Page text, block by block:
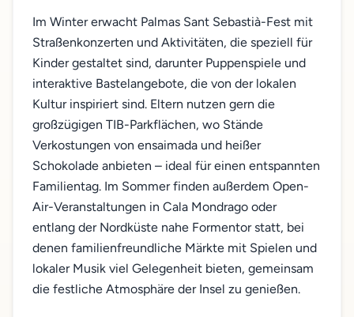
Im Winter erwacht Palmas Sant Sebastià-Fest mit
Straßenkonzerten und Aktivitäten, die speziell für
Kinder gestaltet sind, darunter Puppenspiele und
interaktive Bastelangebote, die von der lokalen
Kultur inspiriert sind. Eltern nutzen gern die
großzügigen TIB-Parkflächen, wo Stände
Verkostungen von ensaimada und heißer
Schokolade anbieten – ideal für einen entspannten
Familientag. Im Sommer finden außerdem Open-
Air-Veranstaltungen in Cala Mondrago oder
entlang der Nordküste nahe Formentor statt, bei
denen familienfreundliche Märkte mit Spielen und
lokaler Musik viel Gelegenheit bieten, gemeinsam
die festliche Atmosphäre der Insel zu genießen.